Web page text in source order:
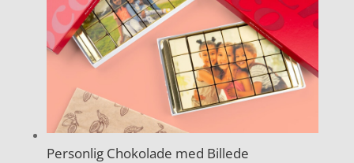
Personlig Chokolade med Billede